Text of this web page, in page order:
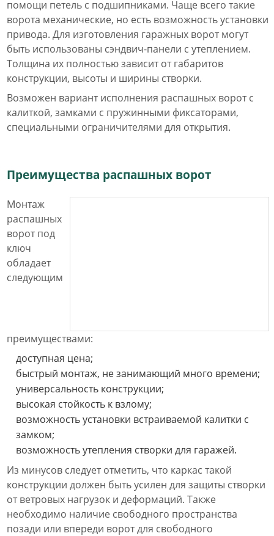
помощи петель с подшипниками. Чаще всего такие
ворота механические, но есть возможность установки
привода. Для изготовления гаражных ворот могут
быть использованы сэндвич-панели с утеплением.
Толщина их полностью зависит от габаритов
конструкции, высоты и ширины створки.
Возможен вариант исполнения распашных ворот с
калиткой, замками с пружинными фиксаторами,
специальными ограничителями для открытия.
Преимущества распашных ворот
Монтаж
распашных
ворот под
ключ
обладает
следующим
преимуществами:
доступная цена;
быстрый монтаж, не занимающий много времени;
универсальность конструкции;
высокая стойкость к взлому;
возможность установки встраиваемой калитки с
замком;
возможность утепления створки для гаражей.
Из минусов следует отметить, что каркас такой
конструкции должен быть усилен для защиты створки
от ветровых нагрузок и деформаций. Также
необходимо наличие свободного пространства
позади или впереди ворот для свободного